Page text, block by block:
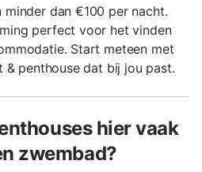
minder dan €100 per nacht.
perfect voor het vinden
Start meteen met
& penthouse dat bij jou past.
hier vaak
zwembad?